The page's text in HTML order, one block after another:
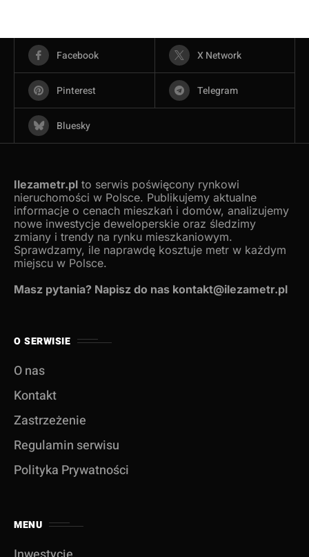
Facebook X Network
Pinterest Telegram
Bluesky
Ilezametr.pl to serwis poświęcony rynkowi
nieruchomości w Polsce. Publikujemy aktualne
informacje o cenach mieszkań i domów, analizujemy
nowe inwestycje deweloperskie oraz śledzimy
zmiany i trendy na rynku mieszkaniowym.
Sprawdzamy, ile naprawdę kosztuje metr w każdym
miejscu w Polsce.
Masz pytania? Napisz do nas kontakt@ilezametr.pl
O SERWISIE
O nas
Kontakt
Zastrzeżenie
Regulamin serwisu
Polityka Prywatności
MENU